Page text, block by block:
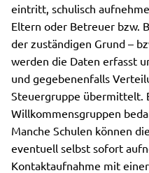
eintritt, schulisch
Eltern oder Betreuer bzw.
der zuständigen Grund –
werden die Daten erfasst
und gegebenenfalls
Steuergruppe übermittelt.
Willkommensgruppen
Manche Schulen können
eventuell selbst sofort
Kontaktaufnahme mit